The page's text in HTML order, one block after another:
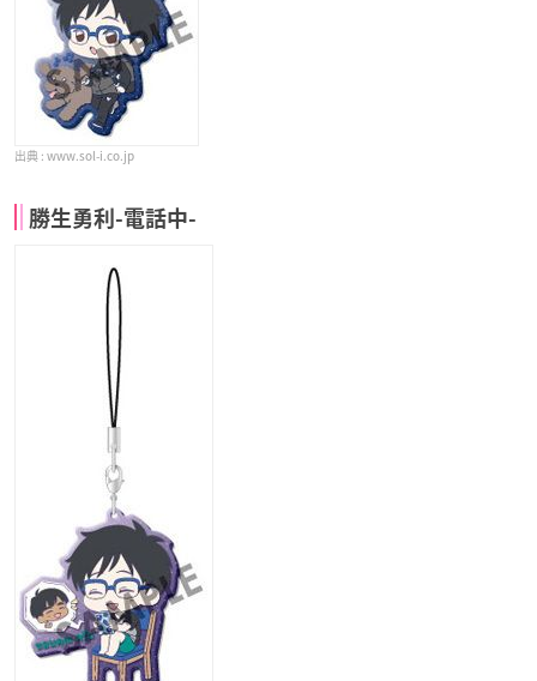
www.sol-i.co.jp
勝生勇利-電話中-